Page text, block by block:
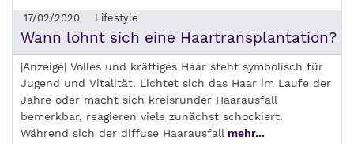
17/02/2020 Lifestyle
Wann lohnt sich eine Haartransplantation?
|Anzeige| Volles und kräftiges Haar steht symbolisch für
Jugend und Vitalität. Lichtet sich das Haar im Laufe der
Jahre oder macht sich kreisrunder Haarausfall
bemerkbar, reagieren viele zunächst schockiert.
Während sich der diffuse Haarausfall mehr...